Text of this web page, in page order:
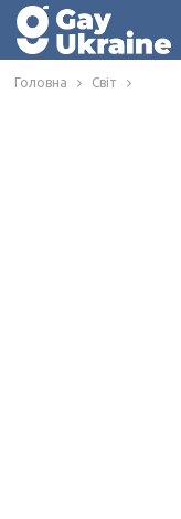
Головна Світ